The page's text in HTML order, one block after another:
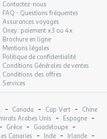
Contactez-nous
FAQ - Questions fréquentes
Assurances voyages
Oney : paiement x3 ou 4x
Brochure en ligne
Mentions légales
Politique de confidentialité
Conditions Générales de ventes
Conditions des offres
Services
- Canada - Cap Vert - Chine
Arabes Unis - Espagne -
Grèce - Guadeloupe -
Îles Canaries - Inde - Irlande -